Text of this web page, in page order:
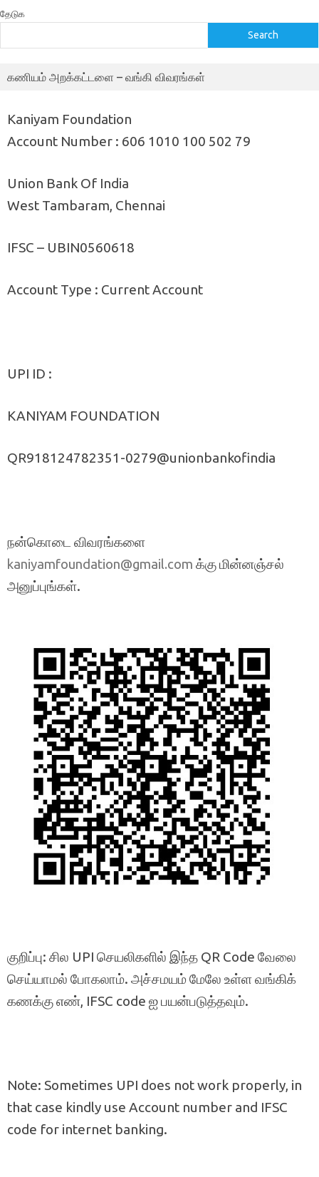
தேடுக
Search
கணியம் அறக்கட்டளை – வங்கி விவரங்கள்
Kaniyam Foundation
Account Number : 606 1010 100 502 79
Union Bank Of India
West Tambaram, Chennai
IFSC – UBIN0560618
Account Type : Current Account
UPI ID :
KANIYAM FOUNDATION
QR918124782351-0279@unionbankofindia
நன்கொடை விவரங்களை
kaniyamfoundation@gmail.com க்கு மின்னஞ்சல்
அனுப்புங்கள்.
குறிப்பு: சில UPI செயலிகளில் இந்த QR Code வேலை
செய்யாமல் போகலாம். அச்சமயம் மேலே உள்ள வங்கிக்
கணக்கு எண், IFSC code ஐ பயன்படுத்தவும்.
Note: Sometimes UPI does not work properly, in
that case kindly use Account number and IFSC
code for internet banking.